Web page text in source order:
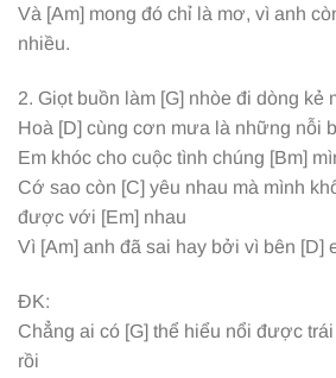
Và [Am] mong đó chỉ là mơ, vì anh
nhiều.
2. Giọt buồn làm [G] nhòe đi dòng kẻ
Hoà [D] cùng cơn mưa là những nỗi
Em khóc cho cuộc tình chúng [Bm]
Cớ sao còn [C] yêu nhau mà mình
được với [Em] nhau
Vì [Am] anh đã sai hay bởi vì bên [D]
ĐK:
Chẳng ai có [G] thể hiểu nổi được trái
rồi